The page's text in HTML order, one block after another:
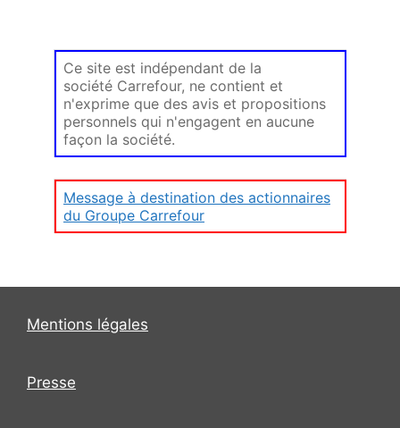
Ce site est indépendant de la
société Carrefour, ne contient et
n'exprime que des avis et propositions
personnels qui n'engagent en aucune
façon la société.
Message à destination des actionnaires
du Groupe Carrefour
Mentions légales
Presse